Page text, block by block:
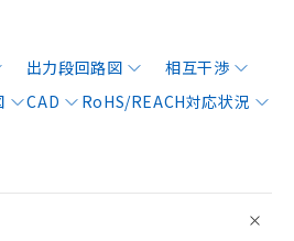
出力段回路図
相互干渉
CAD
RoHS/REACH対応状況